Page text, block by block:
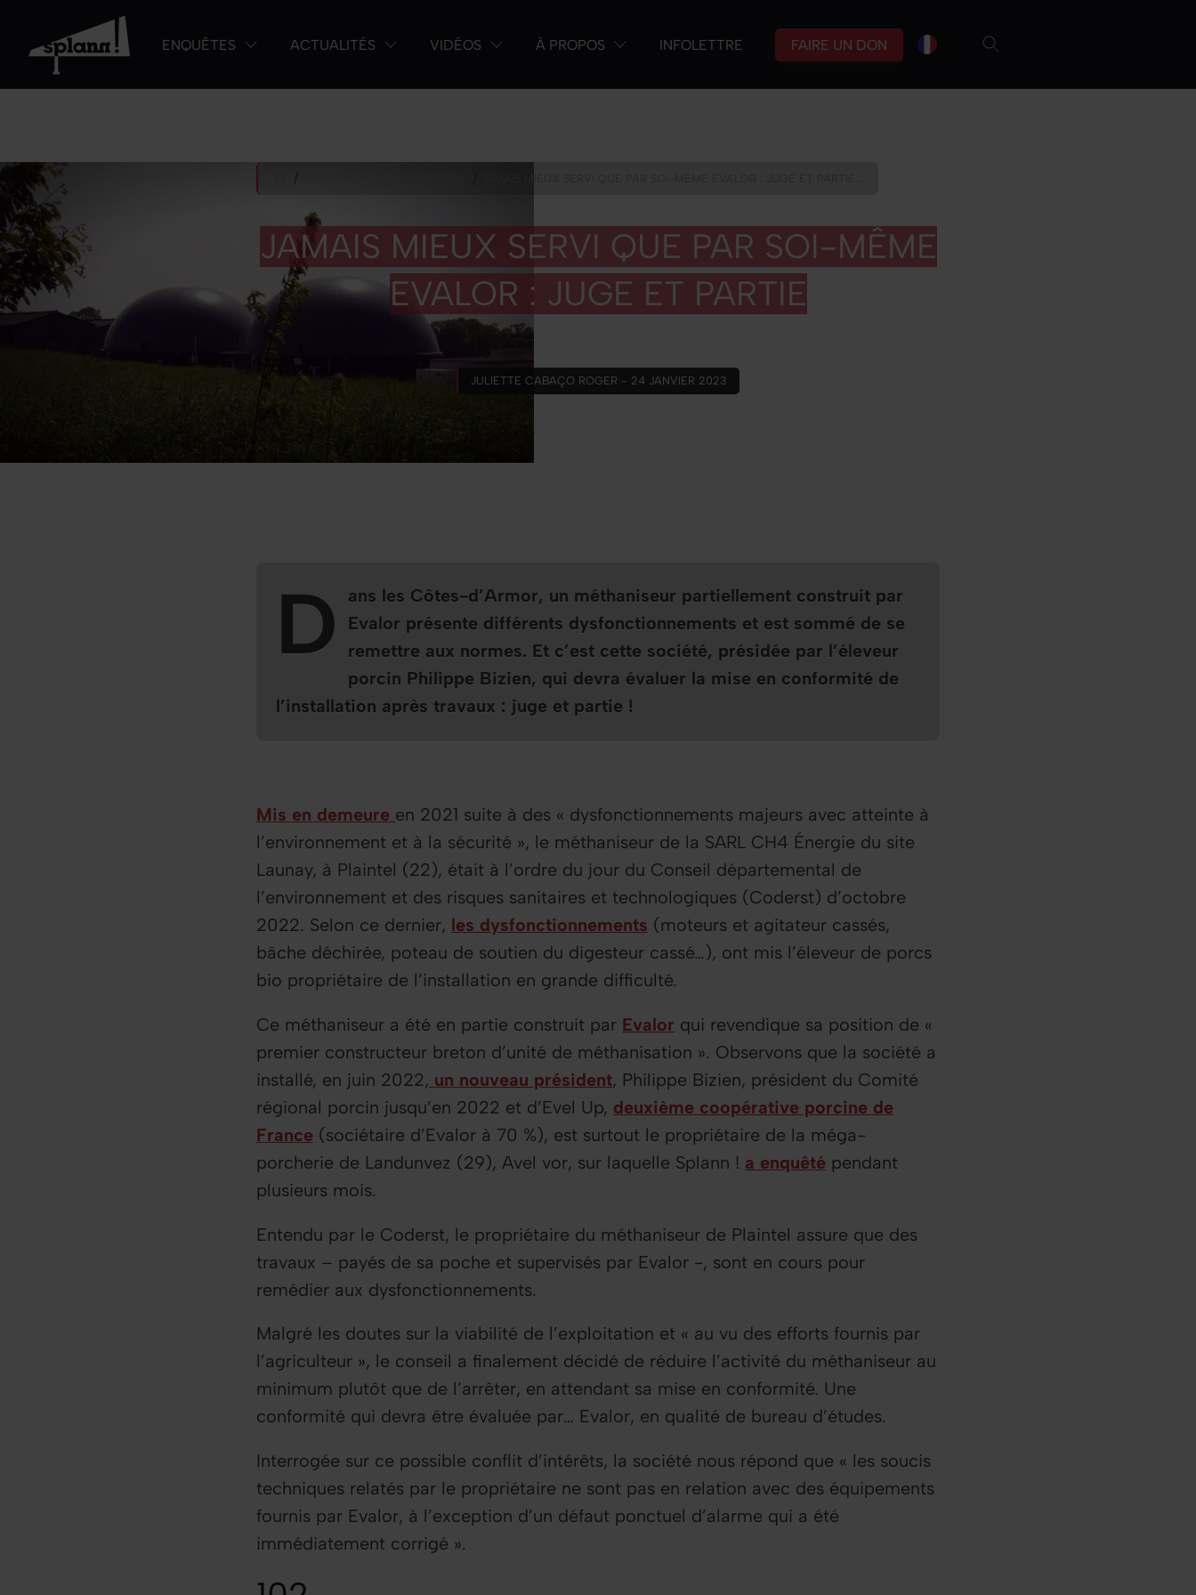
ENQUÊTES ACTUALITÉS VIDÉOS À PROPOS INFOLETTRE FAIRE UN DON br
/
JAMAIS MIEUX SERVI QUE PAR SOI-MÊME
EVALOR : JUGE ET PARTIE
JULIETTE CABAÇO ROGER - 24 JANVIER 2023
D
ans les Côtes-d’Armor, un méthaniseur partiellement construit par
Evalor présente différents dysfonctionnements et est sommé de se
remettre aux normes. Et c’est cette société, présidée par l’éleveur
porcin Philippe Bizien, qui devra évaluer la mise en conformité de
l’installation après travaux : juge et partie !
Mis en demeure en 2021 suite à des « dysfonctionnements majeurs avec atteinte à
l’environnement et à la sécurité », le méthaniseur de la SARL CH4 Énergie du site
Launay, à Plaintel (22), était à l’ordre du jour du Conseil départemental de
l’environnement et des risques sanitaires et technologiques (Coderst) d’octobre
2022. Selon ce dernier, les dysfonctionnements (moteurs et agitateur cassés,
bâche déchirée, poteau de soutien du digesteur cassé…), ont mis l’éleveur de porcs
bio propriétaire de l’installation en grande difficulté.
Ce méthaniseur a été en partie construit par Evalor qui revendique sa position de «
premier constructeur breton d’unité de méthanisation ». Observons que la société a
installé, en juin 2022, un nouveau président, Philippe Bizien, président du Comité
régional porcin jusqu’en 2022 et d’Evel Up, deuxième coopérative porcine de
France (sociétaire d’Evalor à 70 %), est surtout le propriétaire de la méga-
porcherie de Landunvez (29), Avel vor, sur laquelle Splann ! a enquêté pendant
plusieurs mois.
Entendu par le Coderst, le propriétaire du méthaniseur de Plaintel assure que des
travaux – payés de sa poche et supervisés par Evalor -, sont en cours pour
remédier aux dysfonctionnements.
Malgré les doutes sur la viabilité de l’exploitation et « au vu des efforts fournis par
l’agriculteur », le conseil a finalement décidé de réduire l’activité du méthaniseur au
minimum plutôt que de l’arrêter, en attendant sa mise en conformité. Une
conformité qui devra être évaluée par… Evalor, en qualité de bureau d’études.
Interrogée sur ce possible conflit d’intérêts, la société nous répond que « les soucis
techniques relatés par le propriétaire ne sont pas en relation avec des équipements
fournis par Evalor, à l’exception d’un défaut ponctuel d’alarme qui a été
immédiatement corrigé ».